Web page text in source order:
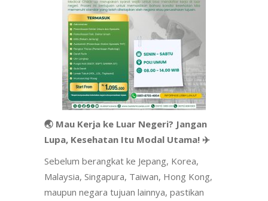
🌏 Mau Kerja ke Luar Negeri? Jangan
Lupa, Kesehatan Itu Modal Utama! ✈️
Sebelum berangkat ke Jepang, Korea,
Malaysia, Singapura, Taiwan, Hong Kong,
maupun negara tujuan lainnya, pastikan